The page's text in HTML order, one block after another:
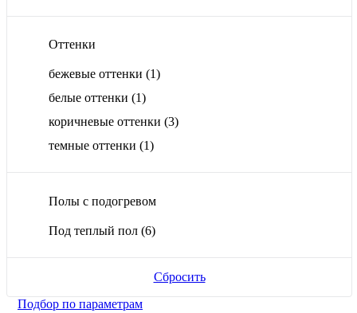
Оттенки
бежевые оттенки (1)
белые оттенки (1)
коричневые оттенки (3)
темные оттенки (1)
Полы с подогревом
Под теплый пол (6)
Сбросить
Подбор по параметрам